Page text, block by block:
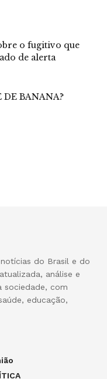
o fugitivo que
de alerta
DE BANANA?
do Brasil e do
análise e
sociedade, com
educação,